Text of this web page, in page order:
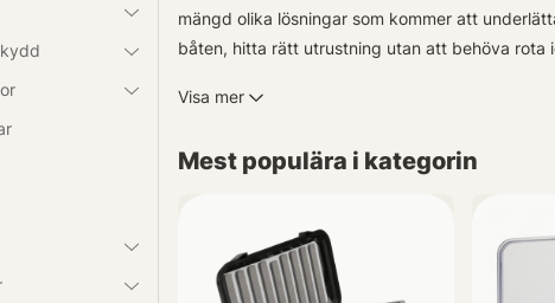
mängd olika lösningar som kommer att
båten, hitta rätt utrustning utan att behöva rota
Vi har ett stort urval av betesboxar, väskor,
beten föreslår vi istället en grundare låda som
När det kommer till terminal tackle (krokar
skulle vara önskvärt.
Visa mer
Mest populära i kategorin